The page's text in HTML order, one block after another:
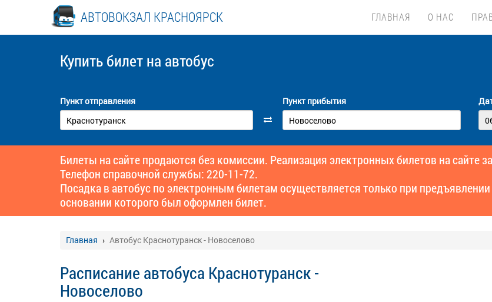
АВТОВОКЗАЛ КРАСНОЯРСК ГЛАВНАЯ О НАС
Купить билет на автобус
Пункт отправления Пункт прибытия
Билеты на сайте продаются без комиссии. Реализация электронных билетов на сайте
Телефон справочной службы: 220-11-72.
Посадка в автобус по электронным билетам осуществляется только при
основании которого был оформлен билет.
Главная Автобус Краснотуранск - Новоселово
Расписание автобуса Краснотуранск -
Новоселово